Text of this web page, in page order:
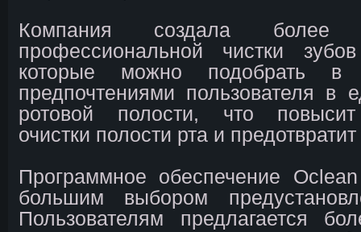
Компания создала более
профессиональной чистки
которые можно подобрать в
предпочтениями пользователя в
ротовой полости, что
очистки полости рта и
Программное обеспечение
большим выбором
Пользователям предлагается